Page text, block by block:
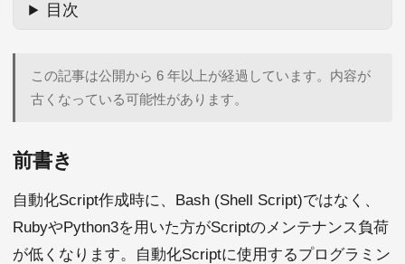
目次
この記事は公開から 6 年以上が経過しています。内容が
古くなっている可能性があります。
前書き
自動化Script作成時に、Bash (Shell Script)ではなく、
RubyやPython3を用いた方がScriptのメンテナンス負荷
が低くなります。自動化Scriptに使用するプログラミン